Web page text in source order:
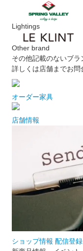
Lightings
Other brand
その他記載のないブラ
詳しくは店舗までお問
オーダー家具
店舗情報
ショップ情報 配信登録